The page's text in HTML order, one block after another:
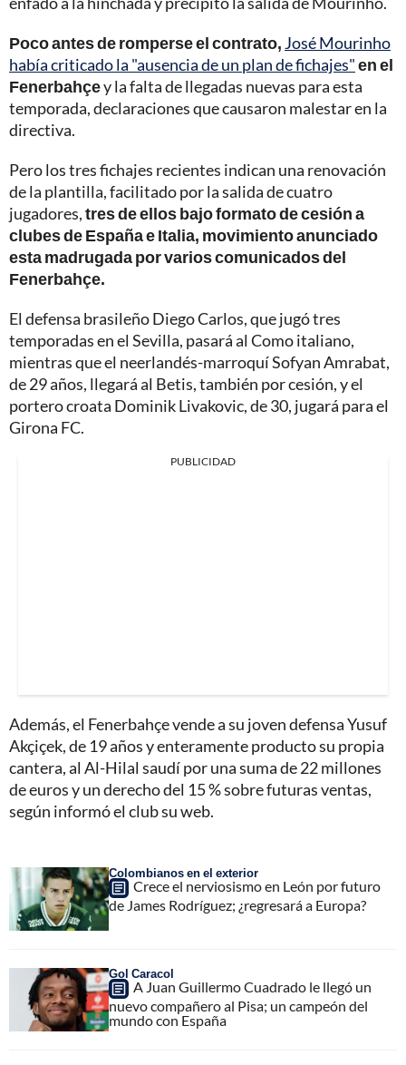
Poco antes de romperse el contrato, José Mourinho
había criticado la "ausencia de un plan de fichajes"en el
Fenerbahçey la falta de llegadas nuevas para esta
temporada, declaraciones que causaron malestar en la
directiva.
Pero los tres fichajes recientes indican una renovación
de la plantilla, facilitado por la salida de cuatro
jugadores,tres de ellos bajo formato de cesión a
clubes de España e Italia, movimiento anunciado
esta madrugada por varios comunicados del
Fenerbahçe.
El defensa brasileño Diego Carlos, que jugó tres
temporadas en el Sevilla, pasará al Como italiano,
mientras que el neerlandés-marroquí Sofyan Amrabat,
de 29 años, llegará al Betis, también por cesión, y el
portero croata Dominik Livakovic, de 30, jugará para el
Girona FC.
PUBLICIDAD
Además, el Fenerbahçe vende a su joven defensa Yusuf
Akçiçek, de 19 años y enteramente producto su propia
cantera, al Al-Hilal saudí por una suma de 22 millones
de euros y un derecho del 15 % sobre futuras ventas,
según informó el club su web.
Colombianos en el exterior
Crece el nerviosismo en León por futuro
de James Rodríguez; ¿regresará a Europa?
Gol Caracol
A Juan Guillermo Cuadrado le llegó un
nuevo compañero al Pisa; un campeón del
mundo con España